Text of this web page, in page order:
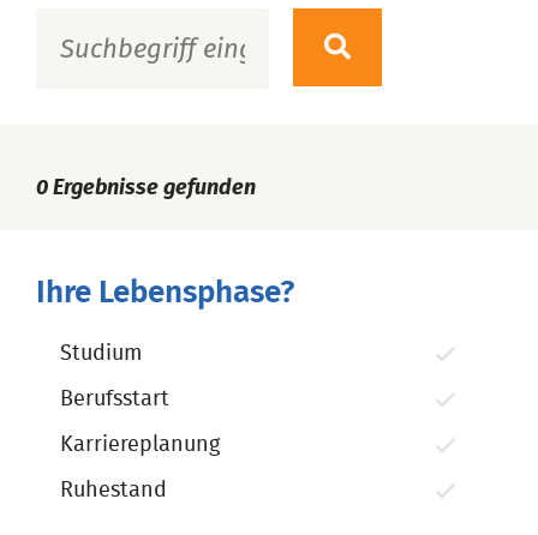
0 Ergebnisse gefunden
Ihre Lebensphase?
Studium
Berufsstart
Karriereplanung
Ruhestand